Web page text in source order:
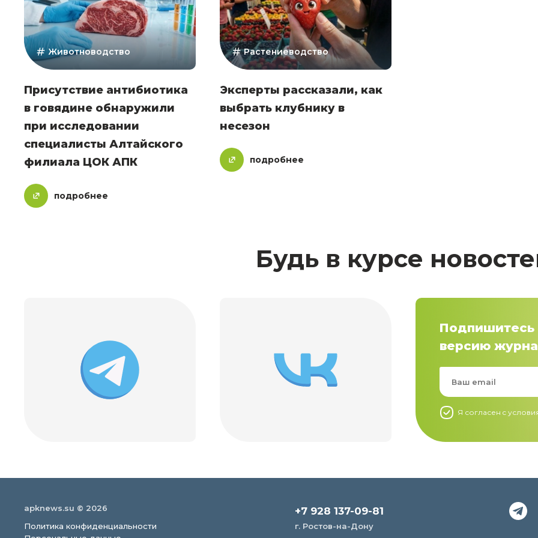
Животноводство
Присутствие антибиотика
в говядине обнаружили
при исследовании
специалисты Алтайского
филиала ЦОК АПК
подробнее
Растениеводство
Эксперты рассказали, как
выбрать клубнику в
несезон
подробнее
Будь в курсе
Подпишитесь
версию
Я согласен c
apknews.su © 2026
Политика конфиденциальности
+7 928 137-09-81
г. Ростов-на-Дону